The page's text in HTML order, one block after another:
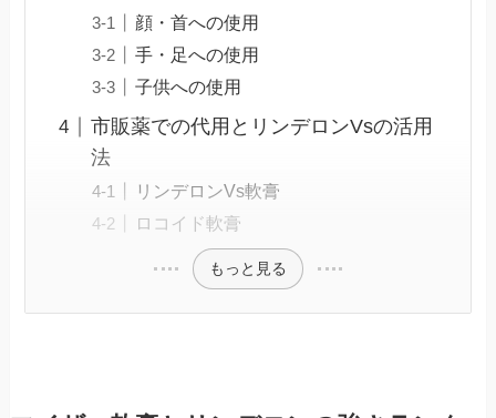
顔・首への使用
手・足への使用
子供への使用
市販薬での代用とリンデロンVsの活用
法
リンデロンVs軟膏
ロコイド軟膏
もっと見る